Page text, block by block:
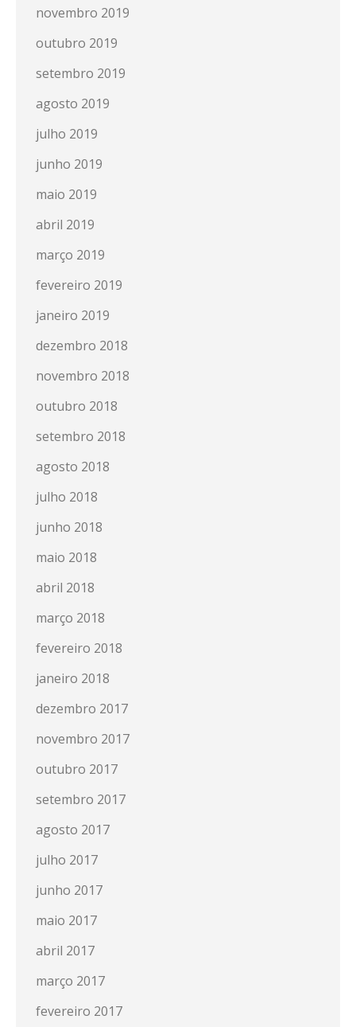
novembro 2019
outubro 2019
setembro 2019
agosto 2019
julho 2019
junho 2019
maio 2019
abril 2019
março 2019
fevereiro 2019
janeiro 2019
dezembro 2018
novembro 2018
outubro 2018
setembro 2018
agosto 2018
julho 2018
junho 2018
maio 2018
abril 2018
março 2018
fevereiro 2018
janeiro 2018
dezembro 2017
novembro 2017
outubro 2017
setembro 2017
agosto 2017
julho 2017
junho 2017
maio 2017
abril 2017
março 2017
fevereiro 2017